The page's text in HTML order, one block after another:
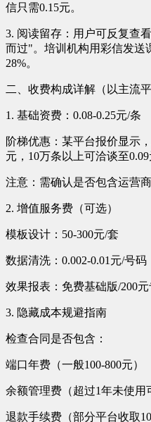
信只需0.15元。
3. 阅读留存：用户可反复查
而过"。培训机构用彩信发送
28%。
二、收费构成详解（以主流平
1. 基础资费：0.08-0.25元/条
阶梯优惠：某平台报价显示
元，10万条以上可洽谈至0.09
注意：需确认是否包含运营
2. 增值服务费（可选）
模板设计：50-300元/套
数据清洗：0.002-0.01元/号码
效果报表：免费基础版/200元
3. 隐藏成本规避指南
检查合同是否包含：
端口年费（一般100-800元）
余额管理费（超过1年未使用
退款手续费（部分平台收取